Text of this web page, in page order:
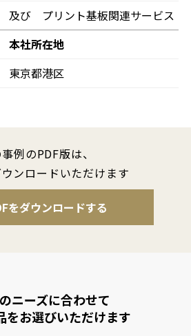
及び プリント基板関連サービス
本社所在地
東京都港区
例のPDF版は、
ンロードいただけます
をダウンロードする
ニーズに合わせて
をお選びいただけます